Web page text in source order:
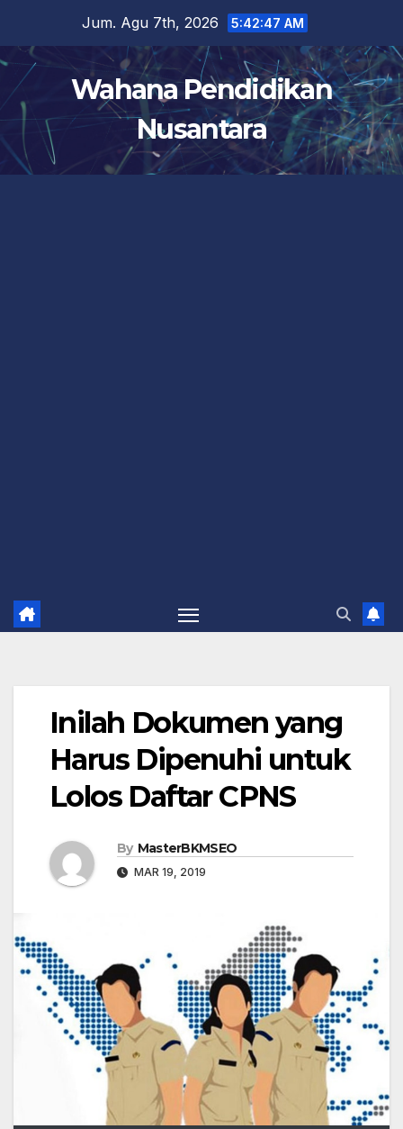
content
Jum. Agu 7th, 2026 5:42:47 AM
Wahana Pendidikan
Nusantara
Inilah Dokumen yang
Harus Dipenuhi untuk
Lolos Daftar CPNS
By MasterBKMSEO
MAR 19, 2019